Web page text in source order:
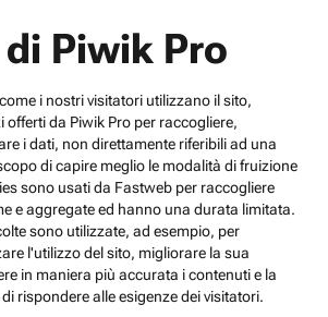
Piwik Pro
i nostri visitatori utilizzano il sito,
offerti da Piwik Pro per raccogliere,
i dati, non direttamente riferibili ad una
di capire meglio le modalità di fruizione
sono usati da Fastweb per raccogliere
e aggregate ed hanno una durata limitata.
sono utilizzate, ad esempio, per
l'utilizzo del sito, migliorare la sua
in maniera più accurata i contenuti e la
rispondere alle esigenze dei visitatori.